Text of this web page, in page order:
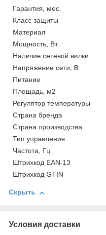
Гарантия, мес.
Класс защиты
Материал
Мощность, Вт
Наличие сетевой вилки
Напряжение сети, В
Питание
Площадь, м2
Регулятор температуры
Страна бренда
Страна производства
Тип управления
Частота, Гц
Штрихкод EAN-13
Штрихкод GTIN
Скрыть
Условия доставки